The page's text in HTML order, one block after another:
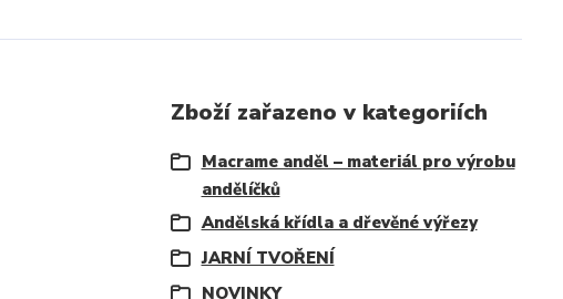
Zboží zařazeno v kategoriích
Macrame anděl – materiál pro výrobu
andělíčků
Andělská křídla a dřevěné výřezy
JARNÍ TVOŘENÍ
NOVINKY